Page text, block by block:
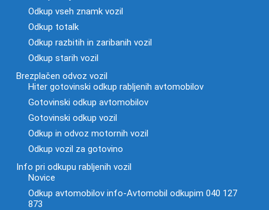
Odkup vseh znamk vozil
Odkup totalk
Odkup razbitih in zaribanih vozil
Odkup starih vozil
Brezplačen odvoz vozil
Hiter gotovinski odkup rabljenih avtomobilov
Gotovinski odkup avtomobilov
Gotovinski odkup vozil
Odkup in odvoz motornih vozil
Odkup vozil za gotovino
Info pri odkupu rabljenih vozil
Novice
Odkup avtomobilov info-Avtomobil odkupim 040 127
873